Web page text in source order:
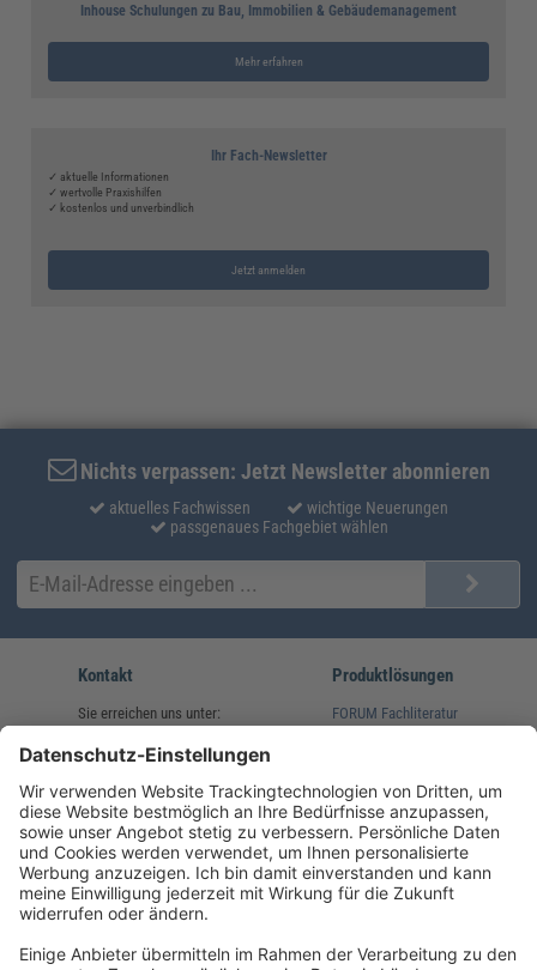
Inhouse Schulungen zu Bau, Immobilien & Gebäudemanagement
Mehr erfahren
Ihr Fach-Newsletter
✓ aktuelle Informationen
✓ wertvolle Praxishilfen
✓ kostenlos und unverbindlich
Jetzt anmelden
Nichts verpassen: Jetzt Newsletter abonnieren
aktuelles Fachwissen
wichtige Neuerungen
passgenaues Fachgebiet wählen
Kontakt
Sie erreichen uns unter:
(08233) 38 11 23
service@forum-verlag.com
Mo-Do 07:30 - 17:00 Uhr
Fr 07:30 - 15:00 Uhr
Produktlösungen
FORUM Fachliteratur
Folgen Sie uns